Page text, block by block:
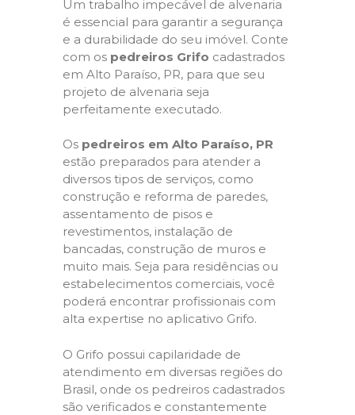
Um trabalho impecável de alvenaria
é essencial para garantir a segurança
e a durabilidade do seu imóvel. Conte
com os pedreiros Grifo cadastrados
em Alto Paraíso, PR, para que seu
projeto de alvenaria seja
perfeitamente executado.
Os pedreiros em Alto Paraíso, PR
estão preparados para atender a
diversos tipos de serviços, como
construção e reforma de paredes,
assentamento de pisos e
revestimentos, instalação de
bancadas, construção de muros e
muito mais. Seja para residências ou
estabelecimentos comerciais, você
poderá encontrar profissionais com
alta expertise no aplicativo Grifo.
O Grifo possui capilaridade de
atendimento em diversas regiões do
Brasil, onde os pedreiros cadastrados
são verificados e constantemente